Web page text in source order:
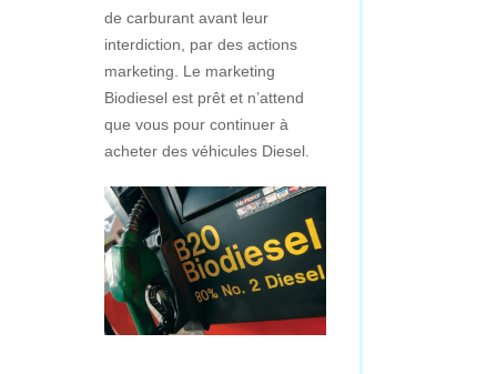
de carburant avant leur
interdiction, par des actions
marketing. Le marketing
Biodiesel est prêt et n’attend
que vous pour continuer à
acheter des véhicules Diesel.